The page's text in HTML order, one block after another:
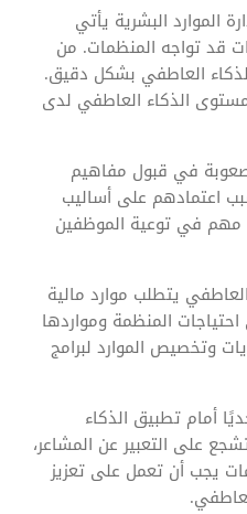
الموارد البشرية يأتي
قد تواجه المنظمات. من
العاطفي بشكل دقيق.
الذكاء العاطفي لدى
في قبول مفاهيم
اعتمادهم على أساليب
مهم في توعية الموظفين
يتطلب موارد مالية
المنظمة ومواردها
وتخصيص الموارد لبرامج
أمام تطبيق الذكاء
على التعبير عن المشاعر،
يجب أن تعمل على تعزيز